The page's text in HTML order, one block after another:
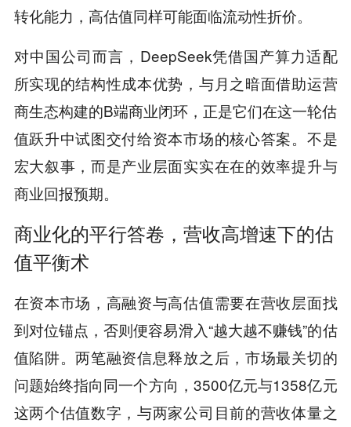
转化能力，高估值同样可能面临流动性折价。
对中国公司而言，DeepSeek凭借国产算力适配
所实现的结构性成本优势，与月之暗面借助运营
商生态构建的B端商业闭环，正是它们在这一轮估
值跃升中试图交付给资本市场的核心答案。不是
宏大叙事，而是产业层面实实在在的效率提升与
商业回报预期。
商业化的平行答卷，营收高增速下的估
值平衡术
在资本市场，高融资与高估值需要在营收层面找
到对位锚点，否则便容易滑入“越大越不赚钱”的估
值陷阱。两笔融资信息释放之后，市场最关切的
问题始终指向同一个方向，3500亿元与1358亿元
这两个估值数字，与两家公司目前的营收体量之